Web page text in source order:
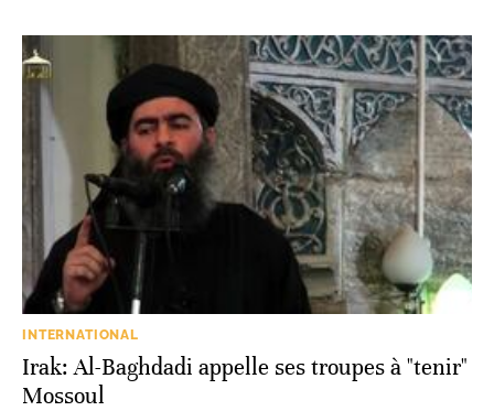
INTERNATIONAL
Irak: Al-Baghdadi appelle ses troupes à "tenir"
Mossoul